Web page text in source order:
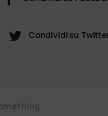
Condividi su